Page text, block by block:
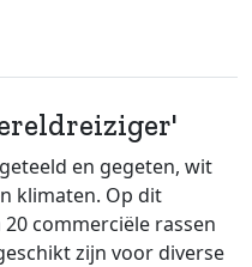
en gegeten, wit
klimaten. Op dit
commerciële rassen
zijn voor diverse